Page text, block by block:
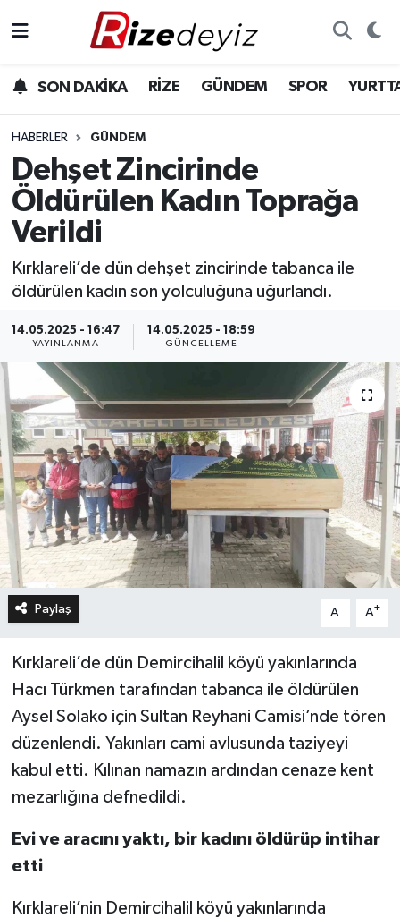
SON DAKİKA RİZE GÜNDEM SPOR
HABERLER GÜNDEM
Dehşet Zincirinde
Öldürülen Kadın Toprağa
Verildi
Kırklareli’de dün dehşet zincirinde tabanca ile
öldürülen kadın son yolculuğuna uğurlandı.
14.05.2025 - 16:47
YAYINLANMA
14.05.2025 - 18:59
GÜNCELLEME
Paylaş A- A+
Kırklareli’de dün Demircihalil köyü yakınlarında
Hacı Türkmen tarafından tabanca ile öldürülen
Aysel Solako için Sultan Reyhani Camisi’nde tören
düzenlendi. Yakınları cami avlusunda taziyeyi
kabul etti. Kılınan namazın ardından cenaze kent
mezarlığına defnedildi.
Evi ve aracını yaktı, bir kadını öldürüp intihar
etti
Kırklareli’nin Demircihalil köyü yakınlarında
Gündem
Yurttan Haberler
Ekonomi
Sağlık
Rize Hava Durumu
Rize Trafik Yoğunluk Haritası
Süper Lig Puan Durumu ve Fikstür
Son Dakika Haberleri
Haber Arşivi